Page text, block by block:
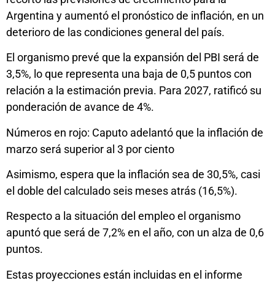
Argentina y aumentó el pronóstico de inflación, en un
deterioro de las condiciones general del país.
El organismo prevé que la expansión del PBI será de
3,5%, lo que representa una baja de 0,5 puntos con
relación a la estimación previa. Para 2027, ratificó su
ponderación de avance de 4%.
Números en rojo: Caputo adelantó que la inflación de
marzo será superior al 3 por ciento
Asimismo, espera que la inflación sea de 30,5%, casi
el doble del calculado seis meses atrás (16,5%).
Respecto a la situación del empleo el organismo
apuntó que será de 7,2% en el año, con un alza de 0,6
puntos.
Estas proyecciones están incluidas en el informe